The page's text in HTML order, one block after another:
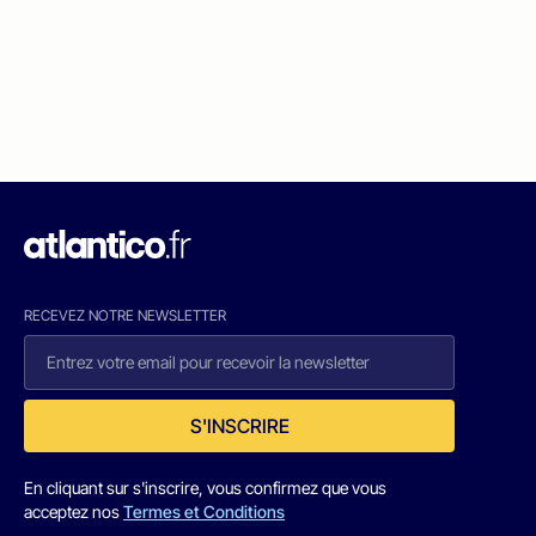
RECEVEZ NOTRE NEWSLETTER
S'INSCRIRE
En cliquant sur s'inscrire, vous confirmez que vous
acceptez nosTermes et Conditions